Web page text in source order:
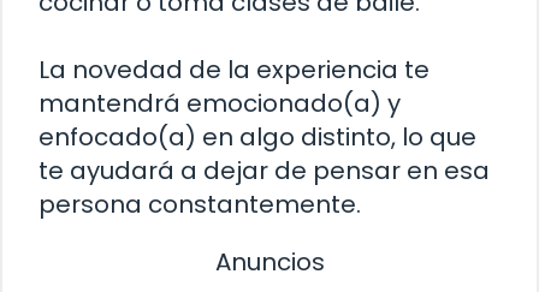
La novedad de la experiencia te
mantendrá emocionado(a) y
enfocado(a) en algo distinto, lo que
te ayudará a dejar de pensar en esa
persona constantemente.
Anuncios